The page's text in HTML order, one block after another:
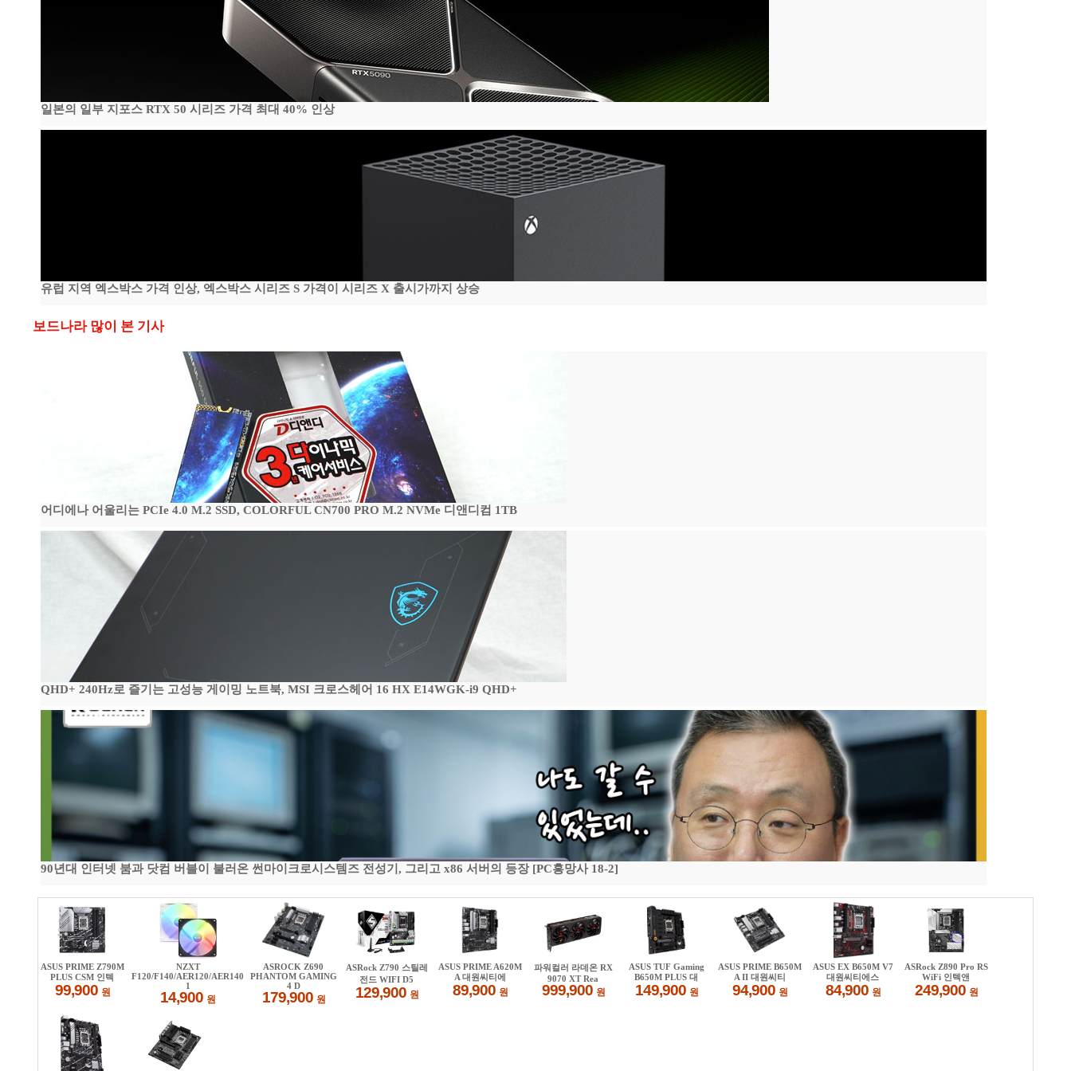
일본의 일부 지포스 RTX 50 시리즈 가격 최대 40% 인상
유럽 지역 엑스박스 가격 인상, 엑스박스 시리즈 S 가격이 시리즈 X 출시가까지 상승
보드나라 많이 본 기사
어디에나 어울리는 PCIe 4.0 M.2 SSD, COLORFUL CN700 PRO M.2 NVMe 디앤디컴 1TB
QHD+ 240Hz로 즐기는 고성능 게이밍 노트북, MSI 크로스헤어 16 HX E14WGK-i9 QHD+
90년대 인터넷 붐과 닷컴 버블이 불러온 썬마이크로시스템즈 전성기, 그리고 x86 서버의 등장 [PC흥망사 18-2]